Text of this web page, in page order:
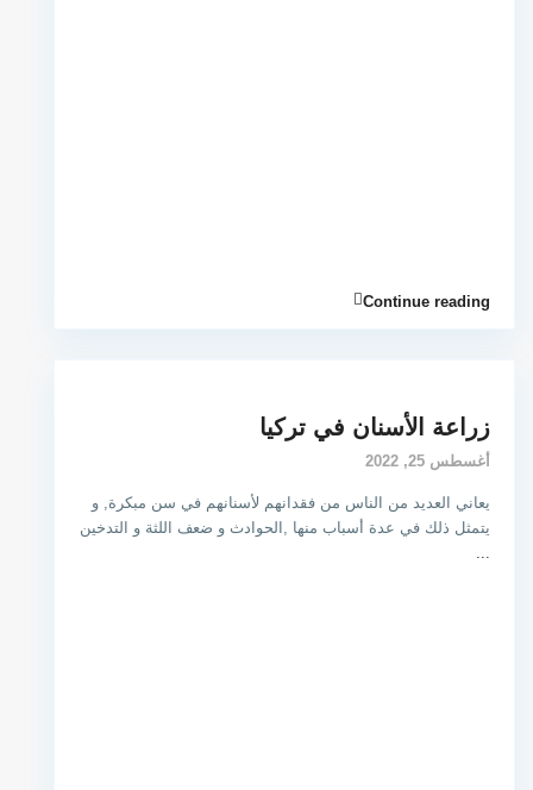
Continue reading
زراعة الأسنان في تركيا
أغسطس 25, 2022
يعاني العديد من الناس من فقدانهم لأسنانهم في سن مبكرة, و
يتمثل ذلك في عدة أسباب منها ,الحوادث و ضعف اللثة و التدخين
...